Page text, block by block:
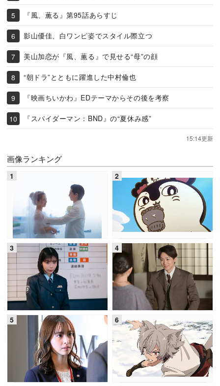
『風、薫る』第95話あらすじ
影山優佳、白ワンピ姿でスタイル際立つ
美山加恋が『風、薫る』で見せる“母”の顔
“朝ドラ”とともに躍進した中村倫也
『映画ちいかわ』EDテーマからその後を考察
『スパイダーマン：BND』の“夏休み感”
15:14更新
画像ランキング